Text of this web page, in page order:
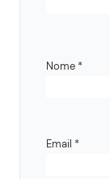
Nome *
Email *